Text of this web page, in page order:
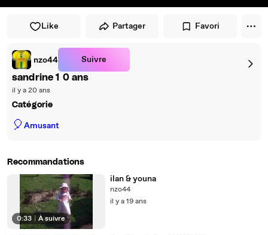
Like Partager Favori
nzo44 Suivre
sandrine 1 0 ans
il y a 20 ans
Catégorie
🎈Amusant
Recommandations
0:33 À suivre
ilan & youna
nzo44
il y a 19 ans